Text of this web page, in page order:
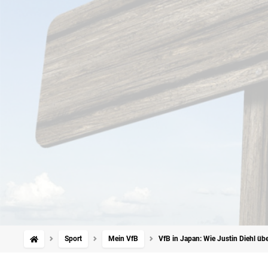
Sport Mein VfB VfB in Japan: Wie Justin Diehl